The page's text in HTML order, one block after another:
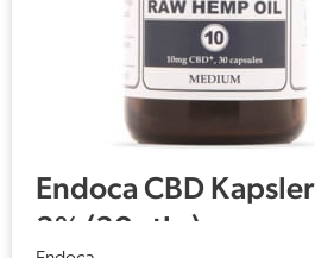
Endoca CBD Kapsler
3% (30 stks)